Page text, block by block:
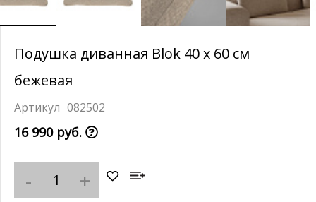
Подушка диванная Blok 40 x 60 см
бежевая
082502
16 990 руб.